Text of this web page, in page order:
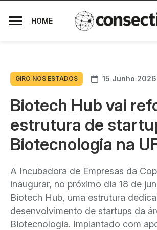
HOME
GIRO NOS ESTADOS 15 Junho 2026
Biotech Hub vai
estrutura de
Biotecnologia na
A Incubadora de Empresas da
inaugurar, no próximo dia 18 de
Biotech Hub, uma estrutura
desenvolvimento de startups da
Biotecnologia. Implantado com